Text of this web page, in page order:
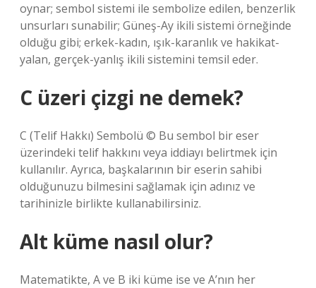
oynar; sembol sistemi ile sembolize edilen, benzerlik
unsurları sunabilir; Güneş-Ay ikili sistemi örneğinde
olduğu gibi; erkek-kadın, ışık-karanlık ve hakikat-
yalan, gerçek-yanlış ikili sistemini temsil eder.
C üzeri çizgi ne demek?
C (Telif Hakkı) Sembolü © Bu sembol bir eser
üzerindeki telif hakkını veya iddiayı belirtmek için
kullanılır. Ayrıca, başkalarının bir eserin sahibi
olduğunuzu bilmesini sağlamak için adınız ve
tarihinizle birlikte kullanabilirsiniz.
Alt küme nasıl olur?
Matematikte, A ve B iki küme ise ve A’nın her